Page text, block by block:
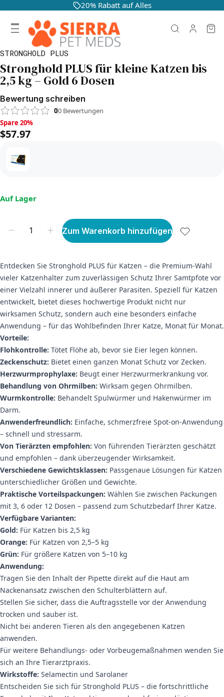
20% Rabatt auf Alles
STRONGHOLD PLUS
Stronghold PLUS für kleine Katzen bis
2,5 kg – Gold 6 Dosen
Bewertung schreiben
00 Bewertungen
Spare 20%, $57.97
Spare 20%
$57.97
Auf Lager
Zum Warenkorb hinzufügen
Entdecken Sie Stronghold PLUS für Katzen – die Premium-Wahl
vieler Katzenhalter zum zuverlässigen Schutz Ihrer Samtpfote vor
einer Vielzahl innerer und äußerer Parasiten. Speziell für Katzen
entwickelt, bietet dieses hochwertige Produkt nicht nur
wirksamen Schutz, sondern auch eine besonders einfache
Anwendung – für das Wohlbefinden Ihrer Katze, Monat für Monat.
Vorteile:
Flohkontrolle: Tötet Flöhe ab, bevor sie Eier legen können.
Zeckenschutz: Bietet einen ganzen Monat Schutz vor Zecken.
Herzwurmprophylaxe: Beugt einer Herzwurmerkrankung vor.
Behandlung von Ohrmilben: Wirksam gegen Ohrmilben.
Wurmkontrolle: Behandelt Spulwürmer und Hakenwürmer im
Darm.
Anwenderfreundlich: Einfache, schmerzfreie Spot-on-Anwendung
– schnell und stressarm.
Von Tierärzten empfohlen: Von führenden Tierärzten geschätzt
und empfohlen – dank überzeugender Wirksamkeit.
Verschiedene Gewichtsklassen: Passgenaue Lösungen für Katzen
unterschiedlicher Größen und Gewichte.
Praktische Vorteilspackungen: Wählen Sie zwischen Packungen
mit 3, 6 oder 12 Dosen – passend zum Schutzbedarf Ihrer Katze.
Verfügbare Varianten:
Gold: Für Katzen bis 2,5 kg
Orange: Für Katzen von 2,5–5 kg
Grün: Für größere Katzen von 5–10 kg
Anwendung:
Tragen Sie den Inhalt der Pipette direkt auf die Haut am
Nackenansatz zwischen den Schulterblättern auf.
Stellen Sie sicher, dass die Auftragsstelle vor der Anwendung
trocken und sauber ist.
Nicht bei anderen Tieren als den angegebenen Katzen
anwenden.
Für weitere Behandlungs- oder Vorbeugemaßnahmen wenden Sie
sich an Ihre Tierarztpraxis.
Wirkstoffe: Selamectin und Sarolaner
Entscheiden Sie sich für Stronghold PLUS – die fortschrittliche